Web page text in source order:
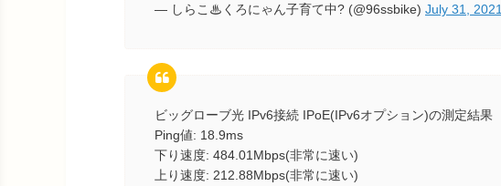
— しらこ♨くろにゃん子育て中? (@96ssbike) July 31, 2021
ビッグローブ光 IPv6接続 IPoE(IPv6オプション)の測定結果
Ping値: 18.9ms
下り速度: 484.01Mbps(非常に速い)
上り速度: 212.88Mbps(非常に速い)